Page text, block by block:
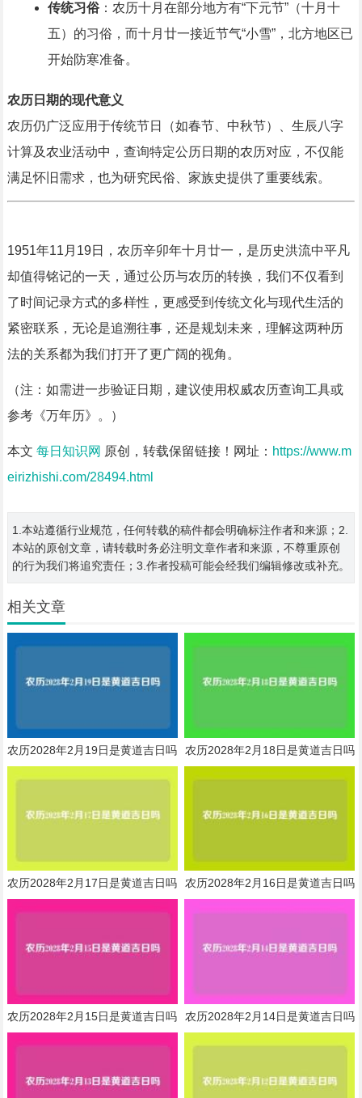
传统习俗：农历十月在部分地方有“下元节”（十月十
五）的习俗，而十月廿一接近节气“小雪”，北方地区已
开始防寒准备。
农历日期的现代意义
农历仍广泛应用于传统节日（如春节、中秋节）、生辰八字
计算及农业活动中，查询特定公历日期的农历对应，不仅能
满足怀旧需求，也为研究民俗、家族史提供了重要线索。
1951年11月19日，农历辛卯年十月廿一，是历史洪流中平凡
却值得铭记的一天，通过公历与农历的转换，我们不仅看到
了时间记录方式的多样性，更感受到传统文化与现代生活的
紧密联系，无论是追溯往事，还是规划未来，理解这两种历
法的关系都为我们打开了更广阔的视角。
（注：如需进一步验证日期，建议使用权威农历查询工具或
参考《万年历》。）
本文 每日知识网 原创，转载保留链接！网址： https://www.m
eirizhishi.com/28494.html
1.本站遵循行业规范，任何转载的稿件都会明确标注作者和来源；2.
本站的原创文章，请转载时务必注明文章作者和来源，不尊重原创
的行为我们将追究责任；3.作者投稿可能会经我们编辑修改或补充。
相关文章
农历2028年2月19日是黄道吉日吗 农历2028年2月18日是黄道吉日吗
农历2028年2月17日是黄道吉日吗 农历2028年2月16日是黄道吉日吗
农历2028年2月15日是黄道吉日吗 农历2028年2月14日是黄道吉日吗